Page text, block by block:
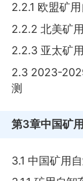
2.2.1 欧盟矿
2.2.2 北美矿
2.2.3 亚太矿
2.3 2023-
测
第3章中国矿
3.1 中国矿用